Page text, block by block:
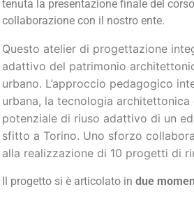
tenuta la presentazione finale del
collaborazione con il nostro ente.
Questo atelier di progettazione
adattivo del patrimonio
urbano. L’approccio pedagogico
urbana, la tecnologia architettonica
potenziale di riuso adattivo di un
sfitto a Torino. Uno sforzo
alla realizzazione di 10 progetti di
Il progetto si è articolato in due